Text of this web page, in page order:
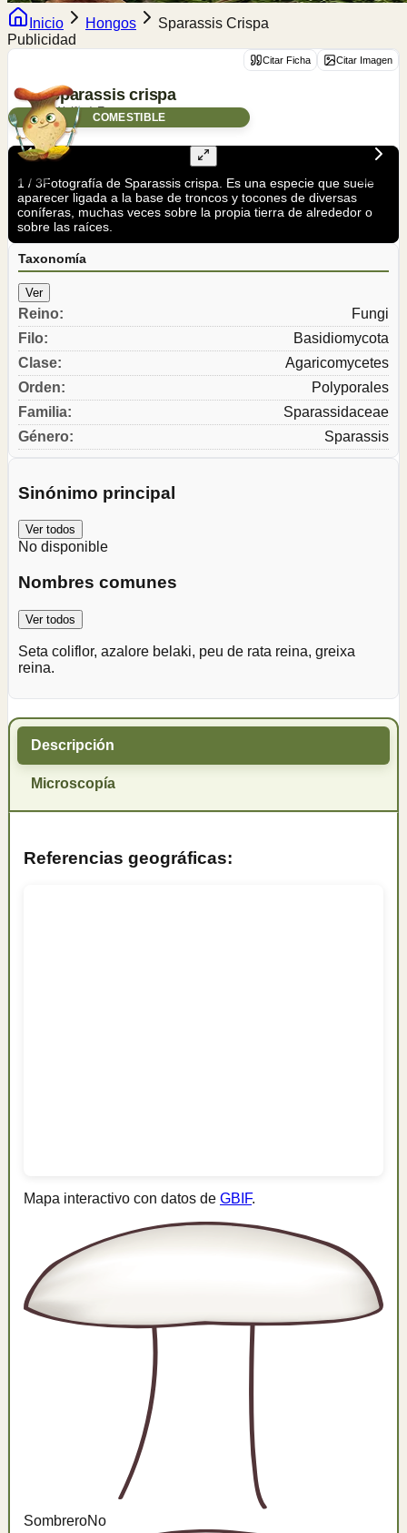
Inicio Hongos
Sparassis Crispa
Publicidad
Citar Ficha Citar Imagen
Sparassis crispa
(Wulfen) Fr.COMESTIBLE
1 / 3Fotografía de Sparassis crispa. Es una especie que suele
aparecer ligada a la base de troncos y tocones de diversas
coníferas, muchas veces sobre la propia tierra de alrededor o
sobre las raíces.
Taxonomía
Ver
Reino:
Fungi
Filo:
Basidiomycota
Clase:
Agaricomycetes
Orden:
Polyporales
Familia:
Sparassidaceae
Género: Sparassis
Sinónimo principal
Ver todos
No disponible
Nombres comunes
Ver todos
Seta coliflor, azalore belaki, peu de rata reina, greixa
reina.
Descripción
Microscopía
Referencias geográficas:
Mapa interactivo con datos de GBIF.
SombreroNo